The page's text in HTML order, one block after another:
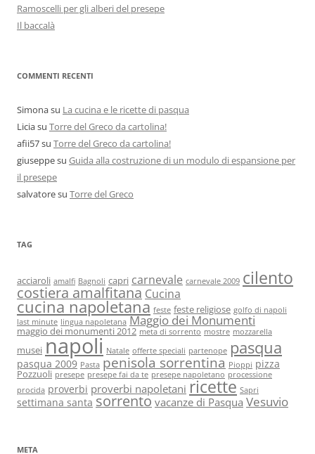
Ramoscelli per gli alberi del presepe
Il baccalà
COMMENTI RECENTI
Simonasu La cucina e le ricette di pasqua
Liciasu Torre del Greco da cartolina!
afii57su Torre del Greco da cartolina!
giuseppesu Guida alla costruzione di un modulo di espansione per
il presepe
salvatoresu Torre del Greco
TAG
acciaroli amalfi Bagnoli capri carnevale carnevale 2009 cilento
costiera amalfitana Cucina
cucina napoletana feste feste religiose golfo di napoli
last minute lingua napoletana Maggio dei Monumenti
maggio dei monumenti 2012 meta di sorrento mostre mozzarella
musei napoli Natale offerte speciali partenope pasqua
pasqua 2009 Pasta penisola sorrentina Pioppi pizza
Pozzuoli presepe presepe fai da te presepe napoletano processione
procida proverbi proverbi napoletani ricette Sapri
settimana santa sorrento vacanze di Pasqua Vesuvio
META